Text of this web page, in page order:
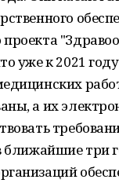
уже к 2021
а их
ближайшие три